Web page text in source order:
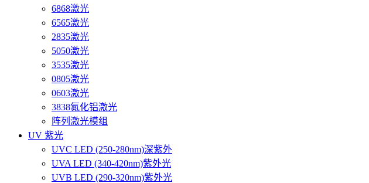
6868激光
6565激光
2835激光
5050激光
3535激光
0805激光
0603激光
3838氮化铝激光
阵列激光模组
UV 紫光
UVC LED (250-280nm)深紫外
UVA LED (340-420nm)紫外光
UVB LED (290-320nm)紫外光